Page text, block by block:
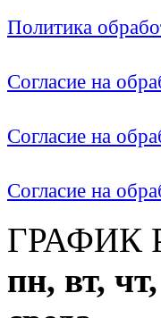
Политика
Согласие на
Согласие на
Согласие на
ГРАФИК
пн, вт,